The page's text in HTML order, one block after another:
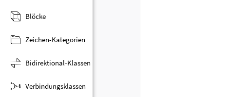
Blöcke
Zeichen-Kategorien
Bidirektional-Klassen
Verbindungsklassen